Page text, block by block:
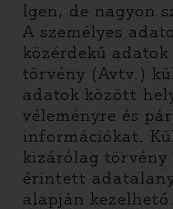
Igen, de nagyon
A személyes
közérdekű
törvény (Avtv.)
adatok között
véleményre és
információkat.
kizárólag törvény
érintett
alapján